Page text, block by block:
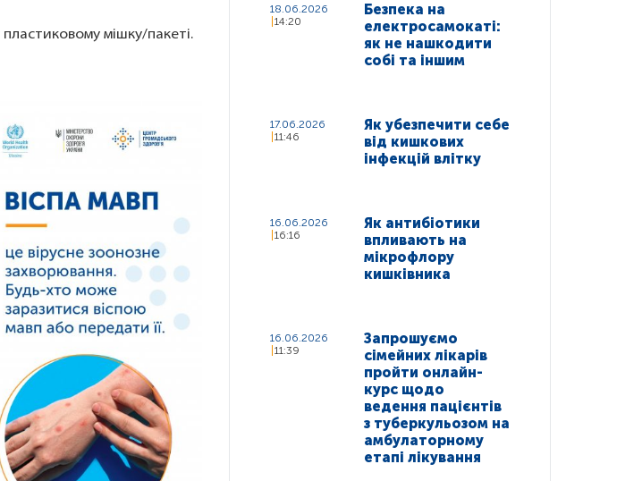
мішку/пакеті.
18.06.2026
14:20
Безпека на
електросамокаті:
як не нашкодити
собі та іншим
17.06.2026
11:46
Як убезпечити себе
від кишкових
інфекцій влітку
16.06.2026
16:16
Як антибіотики
впливають на
мікрофлору
кишківника
16.06.2026
11:39
Запрошуємо
сімейних лікарів
пройти онлайн-
курс щодо
ведення пацієнтів
з туберкульозом на
амбулаторному
етапі лікування